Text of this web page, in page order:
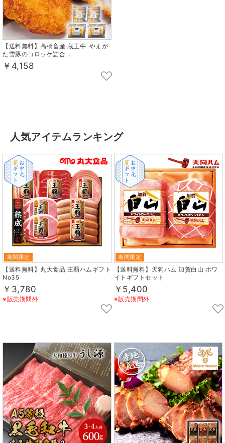
【送料無料】高橋畜産 蔵王牛･やまが
た雪豚のコロッケ詰合...
￥4,158
人気アイテムランキング
期間限定
【送料無料】丸大食品 王覇ハムギフト
No35
￥3,780
※販売期間外
期間限定
【送料無料】天狗ハム 加賀白山 ホワ
イトギフトセット
￥5,400
※販売期間外